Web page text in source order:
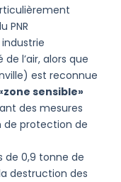
PNR
l’air, alors que
est reconnue
sensible»
des mesures
de protection de
de 0,9 tonne de
destruction des